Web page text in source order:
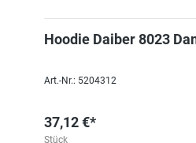
Art.-Nr.: 5204312
37,12 €*
Stück